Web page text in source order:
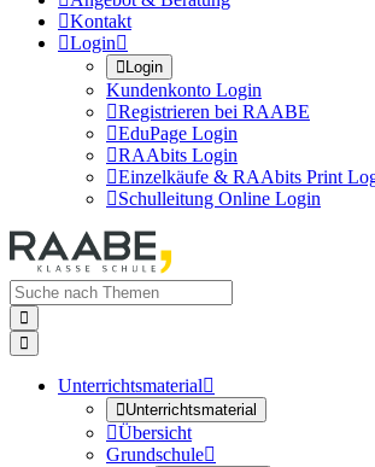
Kontakt
Login
Login
Kundenkonto Login
Registrieren bei RAABE
EduPage Login
RAAbits Login
Einzelkäufe & RAAbits Print
Schulleitung Online Login


Unterrichtsmaterial
Unterrichtsmaterial
Übersicht
Grundschule